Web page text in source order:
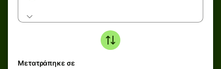
Μετατράπηκε σε